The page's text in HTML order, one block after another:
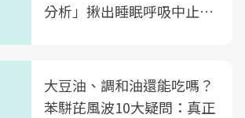
分析」揪出睡眠呼吸中止症
大豆油、調和油還能吃嗎？
苯駢芘風波10大疑問：真正